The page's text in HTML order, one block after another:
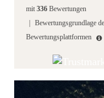
mit 336 Bewertungen
Bewertungsgrundlage
Bewertungsplattformen